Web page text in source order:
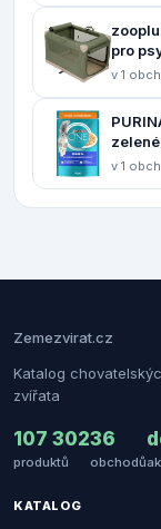
pro
v 1
v 1
Zemezvirat.cz
Katalog
zvířata
107 302
produktů
36
obchodů
KATALOG